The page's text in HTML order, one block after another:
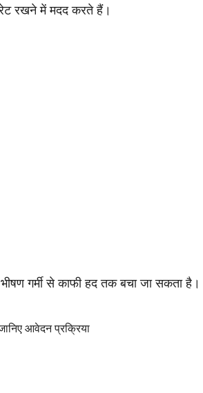
रखने में मदद करते हैं।
गर्मी से काफी हद तक बचा जा सकता है।
आवेदन प्रक्रिया